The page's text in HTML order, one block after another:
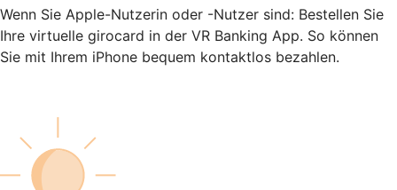
Wenn Sie Apple-Nutzerin oder -Nutzer sind: Bestellen Sie
Ihre virtuelle girocard in der VR Banking App. So können
Sie mit Ihrem iPhone bequem kontaktlos bezahlen.